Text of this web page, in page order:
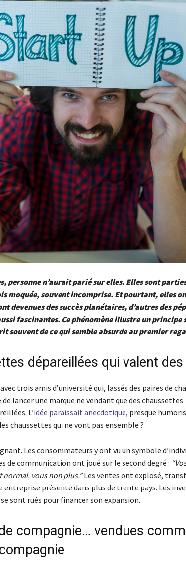
personne n’aurait parié sur elles. Elles sont
moquée, souvent incomprise. Et pourtant, elles
devenues des succès planétaires, d’autres des
fascinantes. Ce phénomène illustre un principe
souvent de ce qui semble absurde au premier
dépareillées qui valent
trois amis d’université qui, lassés des paires de
lancer une marque ne vendant que des chaussettes
L’idée paraissait anecdotique, presque
chaussettes qui ne vont pas ensemble ?
Les consommateurs y ont vu un symbole
de communication ont joué sur le second degré :
normal, vous non plus.”Les ventes ont explosé,
présente dans plus de trente pays. Les
sont rués pour financer son expansion.
compagnie… vendues